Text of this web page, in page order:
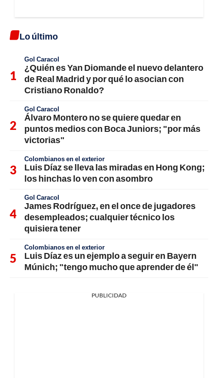
Lo último
Gol Caracol
¿Quién es Yan Diomande el nuevo delantero
de Real Madrid y por qué lo asocian con
Cristiano Ronaldo?
Gol Caracol
Álvaro Montero no se quiere quedar en
puntos medios con Boca Juniors; "por más
victorias"
Colombianos en el exterior
Luis Díaz se lleva las miradas en Hong Kong;
los hinchas lo ven con asombro
Gol Caracol
James Rodríguez, en el once de jugadores
desempleados; cualquier técnico los
quisiera tener
Colombianos en el exterior
Luis Díaz es un ejemplo a seguir en Bayern
Múnich; "tengo mucho que aprender de él"
PUBLICIDAD